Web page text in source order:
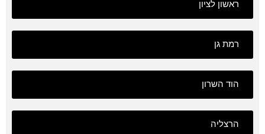
ראשון לציון
רמת גן
הוד השרון
הרצליה